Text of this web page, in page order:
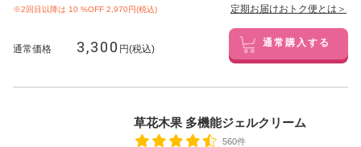
※2回目以降は 10 %OFF 2,970円(税込) 定期お届けおトク便とは＞
通常価格 3,300 円(税込) 通常購入する
草花木果 多機能ジェルクリーム
560件